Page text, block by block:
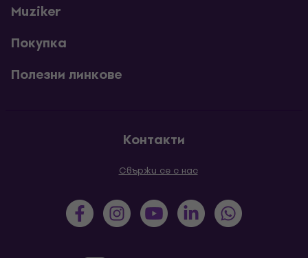
Muziker
Покупка
Полезни линкове
Контакти
Свържи се с нас